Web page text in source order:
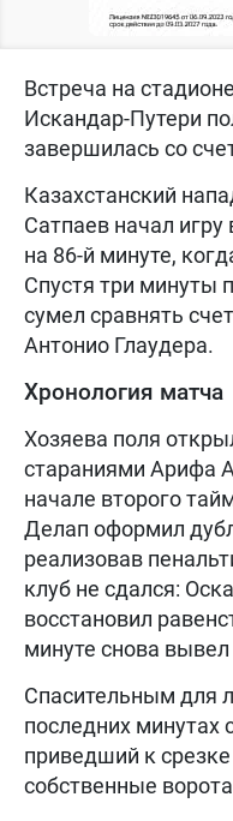
Встреча на
Искандар-Путери
завершилась со
Казахстанский
Сатпаев начал игру
на 86-й минуте,
Спустя три минуты
сумел сравнять
Антонио Глаудера.
Хронология матча
Хозяева поля
стараниями Арифа
начале второго
Делап оформил
реализовав
клуб не сдался:
восстановил
минуте снова
Спасительным для
последних минутах
приведший к
собственные